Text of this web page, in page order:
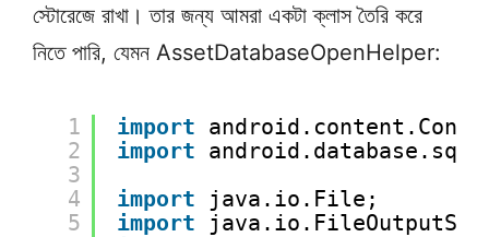
স্টোরেজে রাখা। তার জন্য আমরা একটা ক্লাস তৈরি করে
নিতে পারি, যেমন AssetDatabaseOpenHelper:
1
2
3
4
5
import
import
import
java.io.File;
import